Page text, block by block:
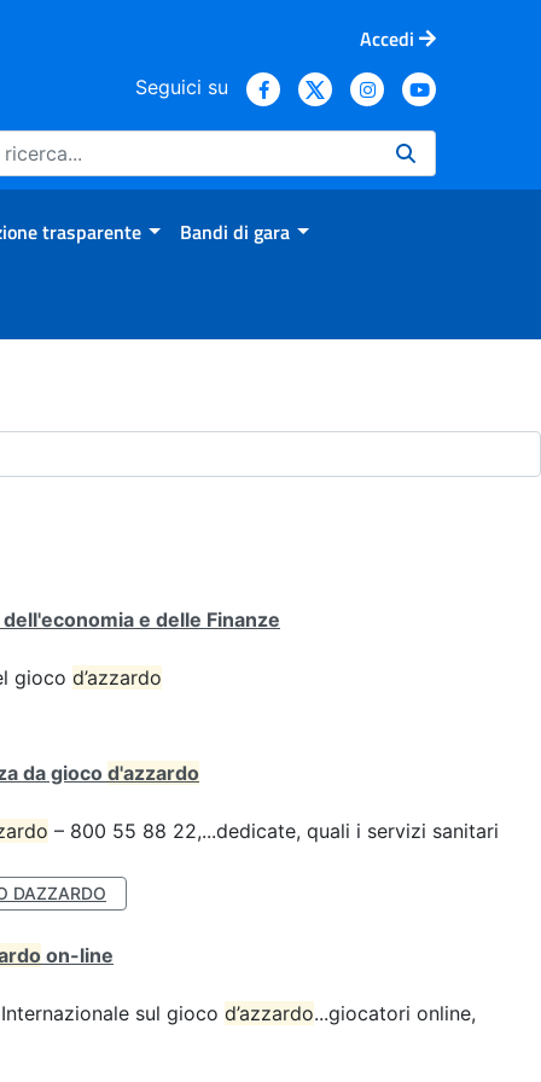
Accedi
Seguici su
trasparente Bandi di gara
e delle Finanze
gioco d’azzardo
da gioco d'azzardo
– 800 55 88 22,...dedicate, quali i servizi sanitari
DAZZARDO
on-line
sul gioco d’azzardo...giocatori online,